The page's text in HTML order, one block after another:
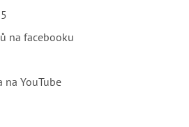
na facebooku
YouTube